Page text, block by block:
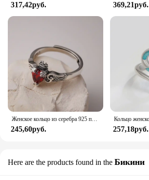
317,42руб. 369,21руб.
Женское кольцо из серебра 925 пробы с красным Цирконом
245,60руб. 257,18руб.
Here are the products found in the Бикини